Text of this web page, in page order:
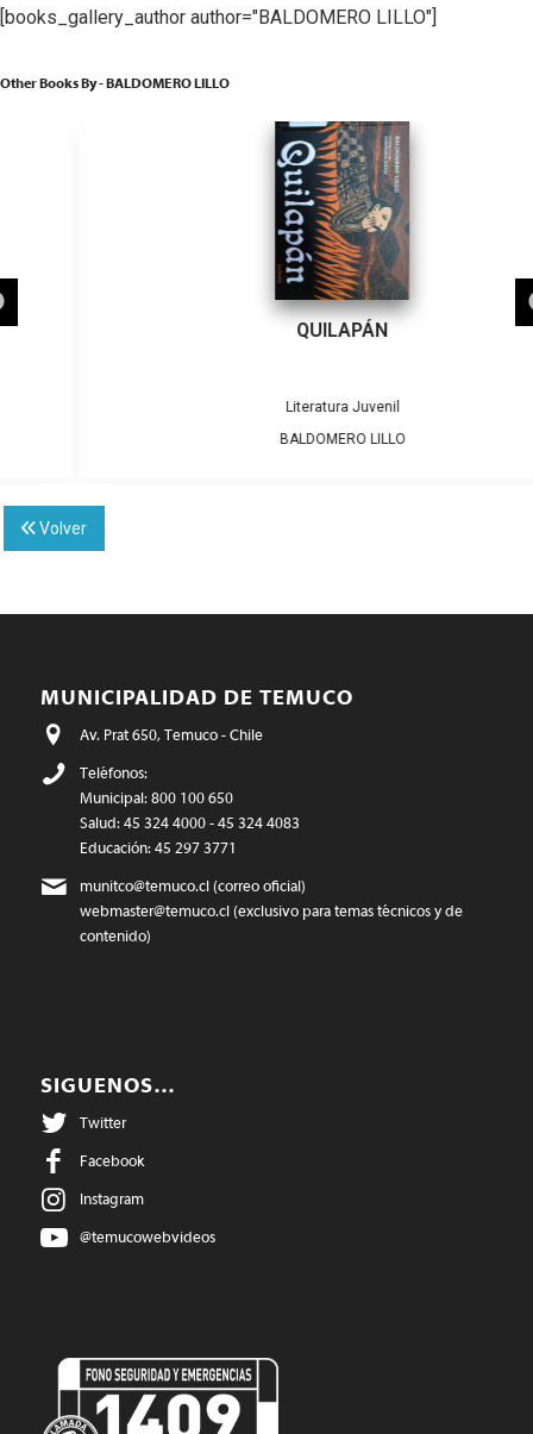
[books_gallery_author author="BALDOMERO LILLO"]
Other Books By - BALDOMERO LILLO
QUILAPÁN
Literatura Juvenil
BALDOMERO LILLO
Volver
MUNICIPALIDAD DE TEMUCO
Av. Prat 650, Temuco - Chile
Teléfonos:
Municipal: 800 100 650
Salud: 45 324 4000 - 45 324 4083
Educación: 45 297 3771
munitco@temuco.cl(correo oficial)
webmaster@temuco.cl(exclusivo para temas técnicos y de
contenido)
SIGUENOS…
Twitter
Facebook
Instagram
@temucowebvideos